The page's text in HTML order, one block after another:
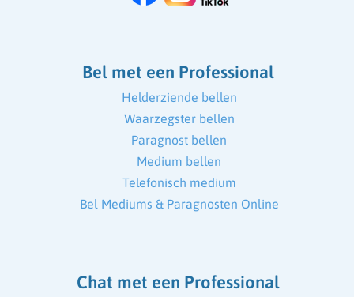
Bel met een Professional
Helderziende bellen
Waarzegster bellen
Paragnost bellen
Medium bellen
Telefonisch medium
Bel Mediums & Paragnosten Online
Chat met een Professional